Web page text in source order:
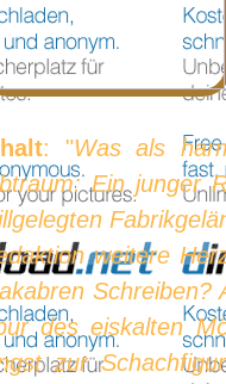
: "Was als
Ein junger
weitere
Schreiben?
des eiskalten
zur